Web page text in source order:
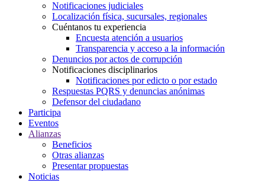
Notificaciones judiciales
Localización física, sucursales, regionales
Cuéntanos tu experiencia
Encuesta atención a usuarios
Transparencia y acceso a la información
Denuncios por actos de corrupción
Notificaciones disciplinarios
Notificaciones por edicto o por estado
Respuestas PQRS y denuncias anónimas
Defensor del ciudadano
Participa
Eventos
Alianzas
Beneficios
Otras alianzas
Presentar propuestas
Noticias